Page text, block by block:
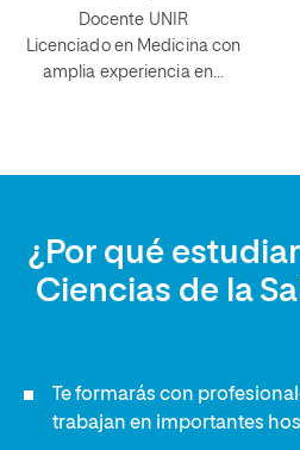
Docente UNIR
Licenciado en Medicina con
amplia experiencia en…
¿Por qué
Ciencias de la
Te formarás con
trabajan en importantes